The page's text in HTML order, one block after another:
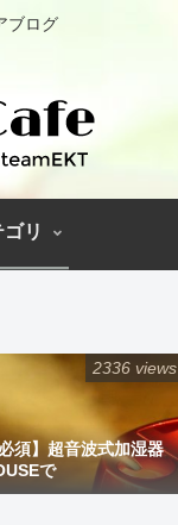
ブログ
ゴリ
必須】超音波式加湿器
で
2336 views